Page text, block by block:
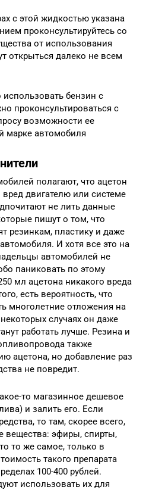
с этой жидкостью указана
проконсультируйтесь со
от использования
открыться далеко не всем
бензин с
проконсультироваться с
возможности ее
марке автомобиля
полагают, что ацетон
двигателю или системе
не лить данные
пишут о том, что
резинкам, пластику и даже
И хотя все это на
автомобилей не
паниковать по этому
мл ацетона никакого вреда
есть вероятность, что
многолетние отложения на
случаях он даже
работать лучше. Резина и
также
ацетона, но добавление раз
не повредит.
то магазинное дешевое
и залить его. Если
то там, скорее всего,
вещества: эфиры, спирты,
то же самое, только в
такого препарата
100-400 рублей.
использовать их для